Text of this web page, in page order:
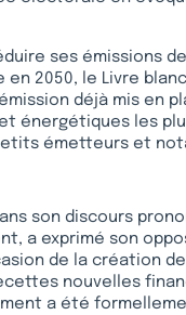
ses émissions
2050, le Livre
déjà mis en
énergétiques les
émetteurs et
son discours
a exprimé son
de la création
nouvelles
a été